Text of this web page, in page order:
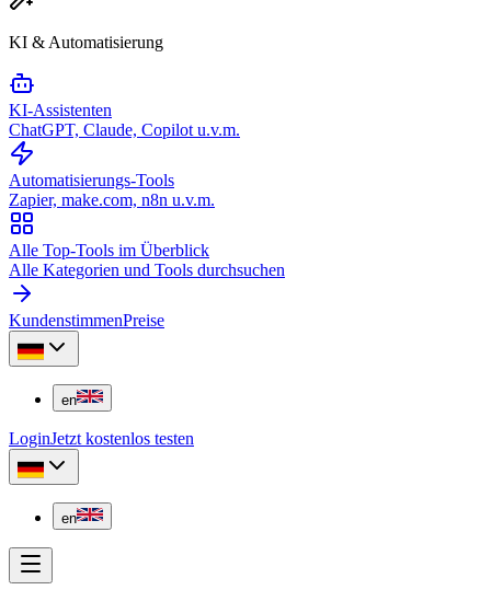
KI & Automatisierung
KI-Assistenten
ChatGPT, Claude, Copilot u.v.m.
Automatisierungs-Tools
Zapier, make.com, n8n u.v.m.
Alle Top-Tools im Überblick
Alle Kategorien und Tools durchsuchen
KundenstimmenPreise
en
LoginJetzt kostenlos testen
en